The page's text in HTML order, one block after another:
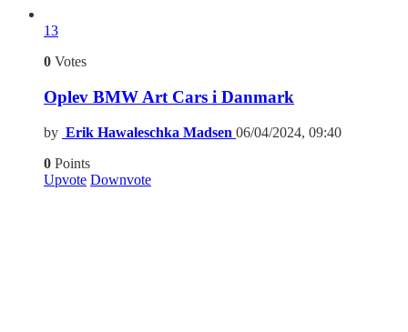
13
0 Votes
Oplev BMW Art Cars i Danmark
by Erik Hawaleschka Madsen 06/04/2024, 09:40
0 Points
Upvote Downvote